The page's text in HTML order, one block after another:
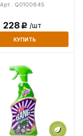
Арт.: Q0100845
228Р /шт
КУПИТЬ